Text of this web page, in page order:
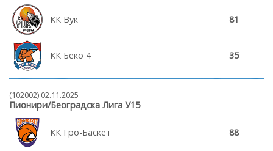
КК Вук 81
КК Беко 4 35
(102002) 02.11.2025
Пионири/Београдска Лига У15
КК Гро-Баскет 88